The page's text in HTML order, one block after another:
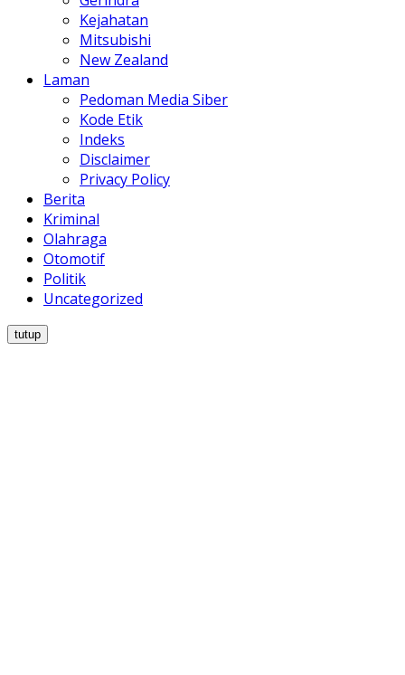
Kejahatan
Mitsubishi
New Zealand
Laman
Pedoman Media Siber
Kode Etik
Indeks
Disclaimer
Privacy Policy
Berita
Kriminal
Olahraga
Otomotif
Politik
Uncategorized
tutup